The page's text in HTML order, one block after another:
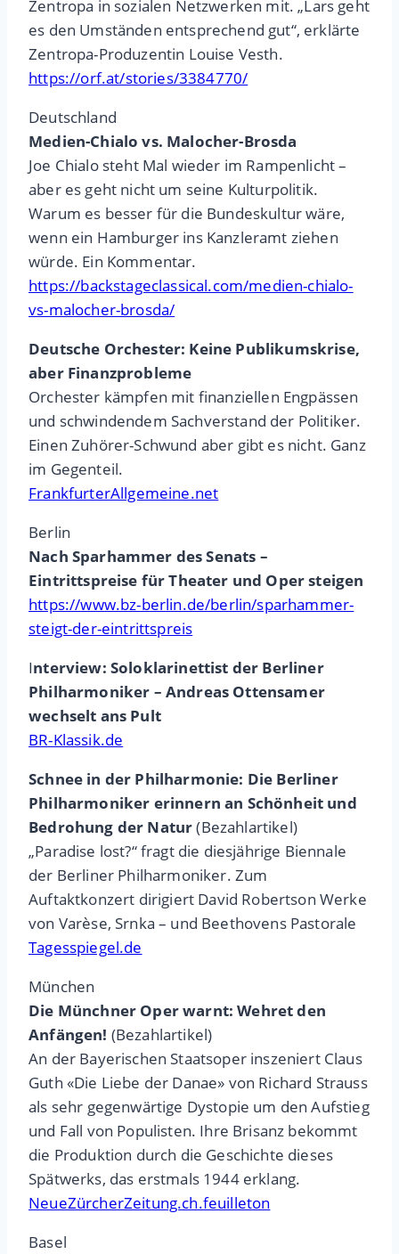
Zentropa in sozialen Netzwerken mit. „Lars geht
es den Umständen entsprechend gut“, erklärte
Zentropa-Produzentin Louise Vesth.
https://orf.at/stories/3384770/
Deutschland
Medien-Chialo vs. Malocher-Brosda
Joe Chialo steht Mal wieder im Rampenlicht –
aber es geht nicht um seine Kulturpolitik.
Warum es besser für die Bundeskultur wäre,
wenn ein Hamburger ins Kanzleramt ziehen
würde. Ein Kommentar.
https://backstageclassical.com/medien-chialo-
vs-malocher-brosda/
Deutsche Orchester: Keine Publikumskrise,
aber Finanzprobleme
Orchester kämpfen mit finanziellen Engpässen
und schwindendem Sachverstand der Politiker.
Einen Zuhörer-Schwund aber gibt es nicht. Ganz
im Gegenteil.
FrankfurterAllgemeine.net
Berlin
Nach Sparhammer des Senats –
Eintrittspreise für Theater und Oper steigen
https://www.bz-berlin.de/berlin/sparhammer-
steigt-der-eintrittspreis
Interview: Soloklarinettist der Berliner
Philharmoniker – Andreas Ottensamer
wechselt ans Pult
BR-Klassik.de
Schnee in der Philharmonie: Die Berliner
Philharmoniker erinnern an Schönheit und
Bedrohung der Natur(Bezahlartikel)
„Paradise lost?“ fragt die diesjährige Biennale
der Berliner Philharmoniker. Zum
Auftaktkonzert dirigiert David Robertson Werke
von Varèse, Srnka – und Beethovens Pastorale
Tagesspiegel.de
München
Die Münchner Oper warnt: Wehret den
Anfängen! (Bezahlartikel)
An der Bayerischen Staatsoper inszeniert Claus
Guth «Die Liebe der Danae» von Richard Strauss
als sehr gegenwärtige Dystopie um den Aufstieg
und Fall von Populisten. Ihre Brisanz bekommt
die Produktion durch die Geschichte dieses
Spätwerks, das erstmals 1944 erklang.
NeueZürcherZeitung.ch.feuilleton
Basel